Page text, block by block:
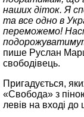
наших діток. Я
та все одно в
переможемо!
пише Руслан
свободівець.
Пригадується,
«Свобода» з
левів на вході до